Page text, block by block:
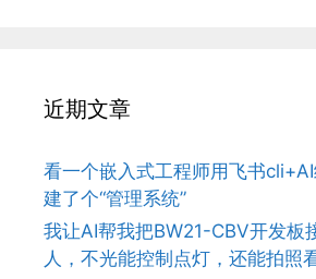
近期文章
看一个嵌入式工程师用飞书
建了个“管理系统”
我让AI帮我把BW21-CBV开发板
人，不光能控制点灯，还能拍照